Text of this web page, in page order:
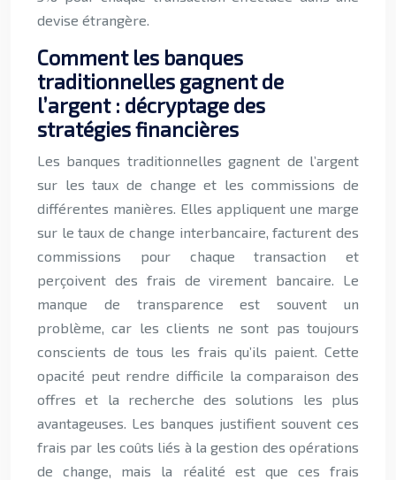
devise étrangère.
Comment les banques
traditionnelles gagnent de
l’argent : décryptage des
stratégies financières
Les banques traditionnelles gagnent de l’argent
sur les taux de change et les commissions de
différentes manières. Elles appliquent une marge
sur le taux de change interbancaire, facturent des
commissions pour chaque transaction et
perçoivent des frais de virement bancaire. Le
manque de transparence est souvent un
problème, car les clients ne sont pas toujours
conscients de tous les frais qu’ils paient. Cette
opacité peut rendre difficile la comparaison des
offres et la recherche des solutions les plus
avantageuses. Les banques justifient souvent ces
frais par les coûts liés à la gestion des opérations
de change, mais la réalité est que ces frais